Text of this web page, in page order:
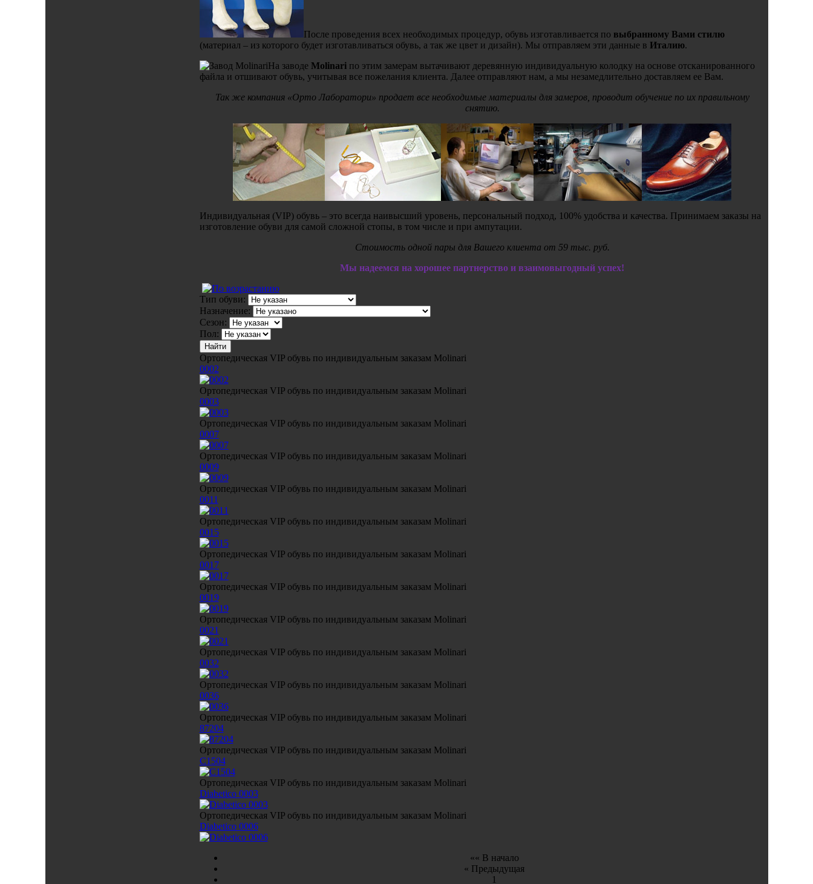
После проведения всех необходимых процедур, обувь изготавливается по выбранному Вами стилю
(материал – из которого будет изготавливаться обувь, а так же цвет и дизайн). Мы отправляем эти данные в Италию.
На заводе Molinariпо этим замерам вытачивают деревянную индивидуальную колодку на основе отсканированного
файла и отшивают обувь, учитывая все пожелания клиента. Далее отправляют нам, а мы незамедлительно доставляем ее Вам.
Так же компания «Орто Лаборатори» продает все необходимые материалы для замеров, проводит обучение по их правильному
снятию.
Индивидуальная (VIP) обувь – это всегда наивысший уровень, персональный подход, 100% удобства и качества. Принимаем заказы на
изготовление обуви для самой сложной стопы, в том числе и при ампутации.
Стоимость одной пары для Вашего клиента от 59 тыс. руб.
Мы надеемся на хорошее партнерство и взаимовыгодный успех!
Тип обуви:
Назначение:
Сезон:
Пол:
Ортопедическая VIP обувь по индивидуальным заказам Molinari
0002
Ортопедическая VIP обувь по индивидуальным заказам Molinari
0003
Ортопедическая VIP обувь по индивидуальным заказам Molinari
0007
Ортопедическая VIP обувь по индивидуальным заказам Molinari
0009
Ортопедическая VIP обувь по индивидуальным заказам Molinari
0011
Ортопедическая VIP обувь по индивидуальным заказам Molinari
0015
Ортопедическая VIP обувь по индивидуальным заказам Molinari
0017
Ортопедическая VIP обувь по индивидуальным заказам Molinari
0019
Ортопедическая VIP обувь по индивидуальным заказам Molinari
0021
Ортопедическая VIP обувь по индивидуальным заказам Molinari
0032
Ортопедическая VIP обувь по индивидуальным заказам Molinari
0036
Ортопедическая VIP обувь по индивидуальным заказам Molinari
87204
Ортопедическая VIP обувь по индивидуальным заказам Molinari
C1504
Ортопедическая VIP обувь по индивидуальным заказам Molinari
Diabetico 0003
Ортопедическая VIP обувь по индивидуальным заказам Molinari
Diabetico 0006
«« В начало
« Предыдущая
1